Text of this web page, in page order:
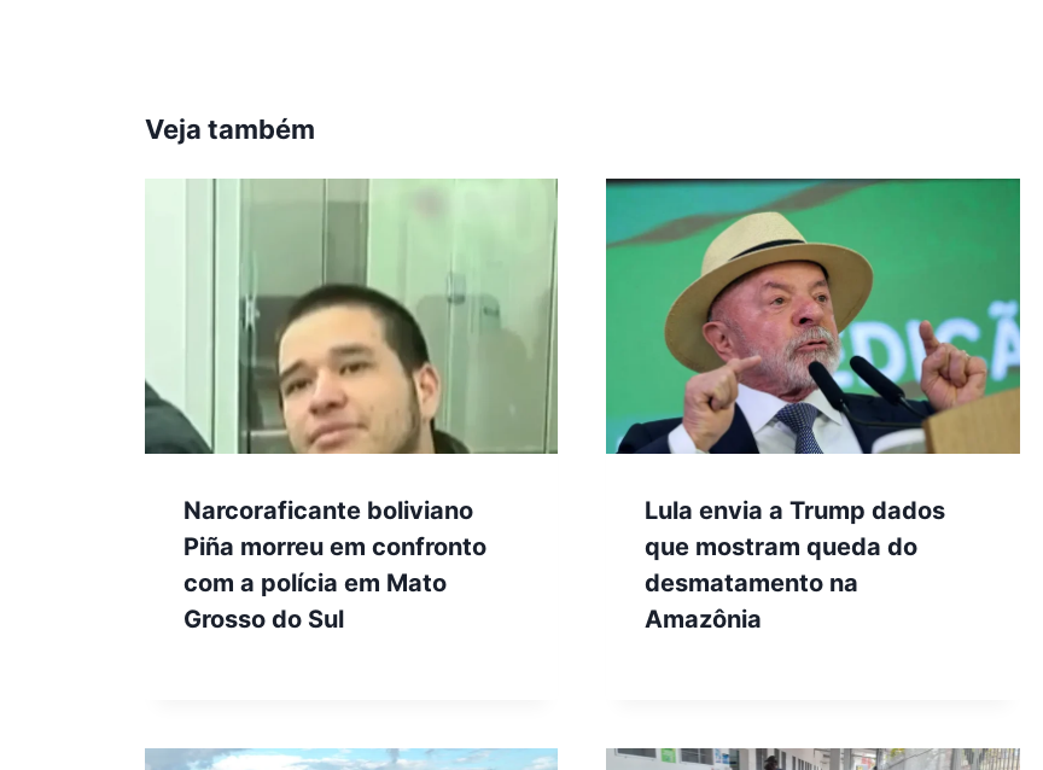
Veja também
Narcoraficante boliviano
Piña morreu em confronto
com a polícia em Mato
Grosso do Sul
Lula envia a Trump dados
que mostram queda do
desmatamento na
Amazônia